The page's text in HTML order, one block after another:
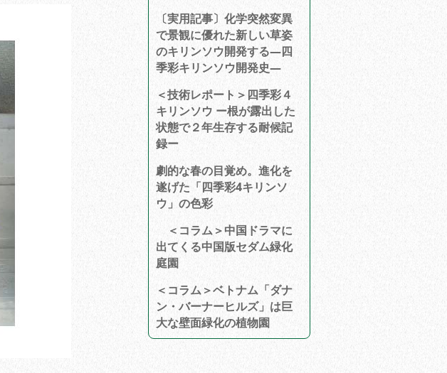
〔実用記事〕化学突然変異
で景観に優れた新しい草姿
のキリンソウ開発する―四
季彩キリンソウ開発史―
＜技術レポート＞四季彩４
キリンソウ ー根が露出した
状態で２年生存する耐候記
録ー
劇的な春の目覚め。進化を
遂げた「四季彩4キリンソ
ウ」の色彩
＜コラム＞中国ドラマに
出てくる中国版セダム緑化
庭園
＜コラム＞ベトナム「ダナ
ン・バーナーヒルズ」は巨
大な壁面緑化の植物園